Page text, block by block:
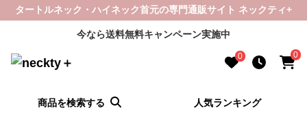
タートルネック・ハイネック首元の専門通販サイト ネックティ+
今なら送料無料キャンペーン実施中
0 0
商品を検索する 人気ランキング